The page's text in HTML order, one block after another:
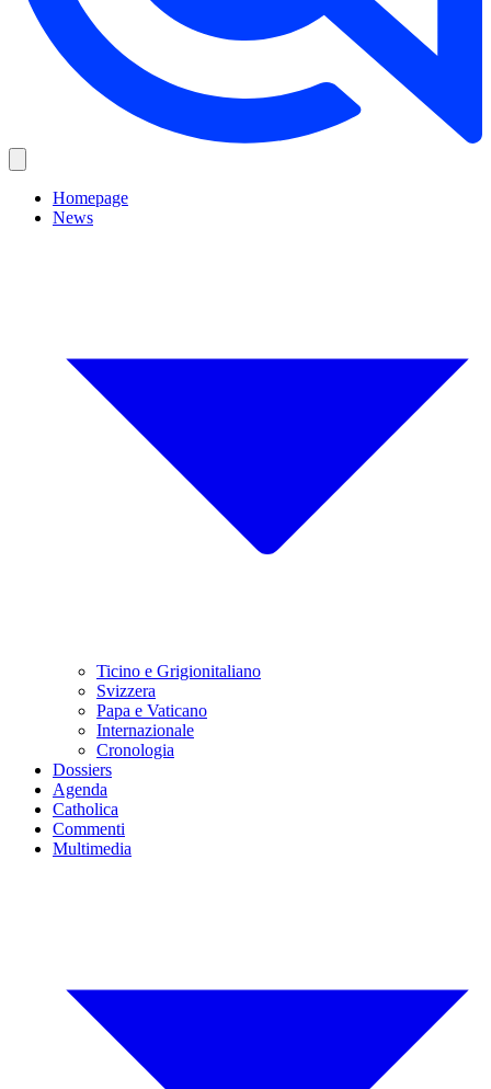
Homepage
News
Ticino e Grigionitaliano
Svizzera
Papa e Vaticano
Internazionale
Cronologia
Dossiers
Agenda
Catholica
Commenti
Multimedia